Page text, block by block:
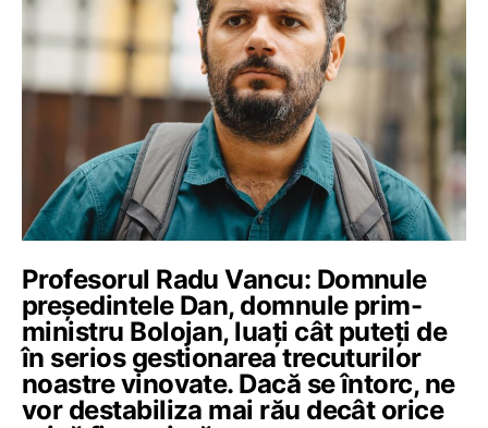
Profesorul Radu Vancu: Domnule
președintele Dan, domnule prim-
ministru Bolojan, luați cât puteți de
în serios gestionarea trecuturilor
noastre vinovate. Dacă se întorc, ne
vor destabiliza mai rău decât orice